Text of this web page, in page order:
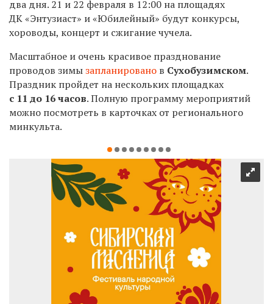
два дня. 21 и 22 февраля в 12:00 на площадях
ДК «Энтузиаст» и «Юбилейный» будут конкурсы,
хороводы, концерт и сжигание чучела. ​
Масштабное и очень красивое празднование
проводов зимызапланировано в Сухобузимском.
Праздник пройдет на нескольких площадках
с 11 до 16 часов.Полную программу мероприятий
можно посмотреть в карточках от регионального
минкульта.